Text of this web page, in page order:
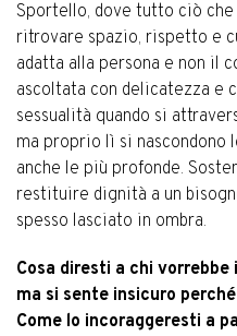
Sportello, dove tutto ciò
ritrovare spazio, rispetto e
adatta alla persona e non il
ascoltata con delicatezza e
sessualità quando si
ma proprio lì si
anche le più profonde.
restituire dignità a un
spesso lasciato in ombra.
Cosa diresti a chi
ma si sente insicuro
Come lo incoraggeresti a